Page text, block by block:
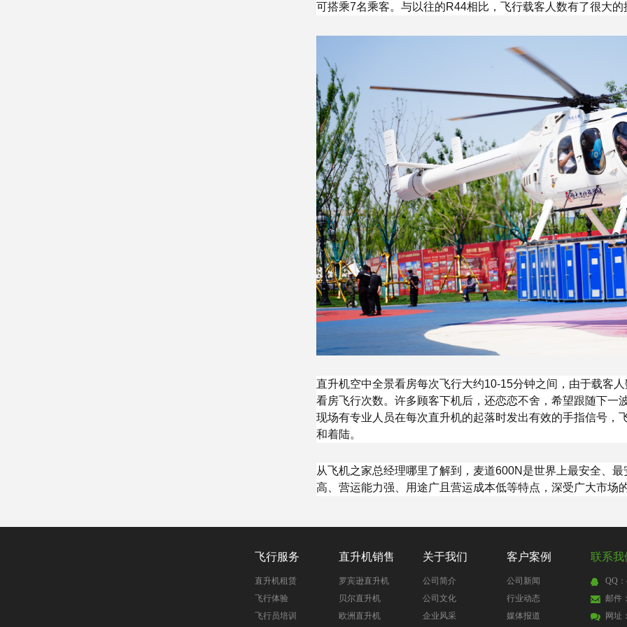
可搭乘7名乘客。与以往的R44相比，飞行载客人数有了很大的
直升机空中全景看房每次飞行大约10-15分钟之间，由于载客
看房飞行次数。许多顾客下机后，还恋恋不舍，希望跟随下一
现场有专业人员在每次直升机的起落时发出有效的手指信号，
和着陆。
从飞机之家总经理哪里了解到，麦道600N是世界上最安全、
高、营运能力强、用途广且营运成本低等特点，深受广大市场
飞行服务
直升机租赁
飞行体验
飞行员培训
直升机销售
罗宾逊直升机
贝尔直升机
欧洲直升机
关于我们
公司简介
公司文化
企业风采
客户案例
公司新闻
行业动态
媒体报道
联系我
QQ：
邮件
网址